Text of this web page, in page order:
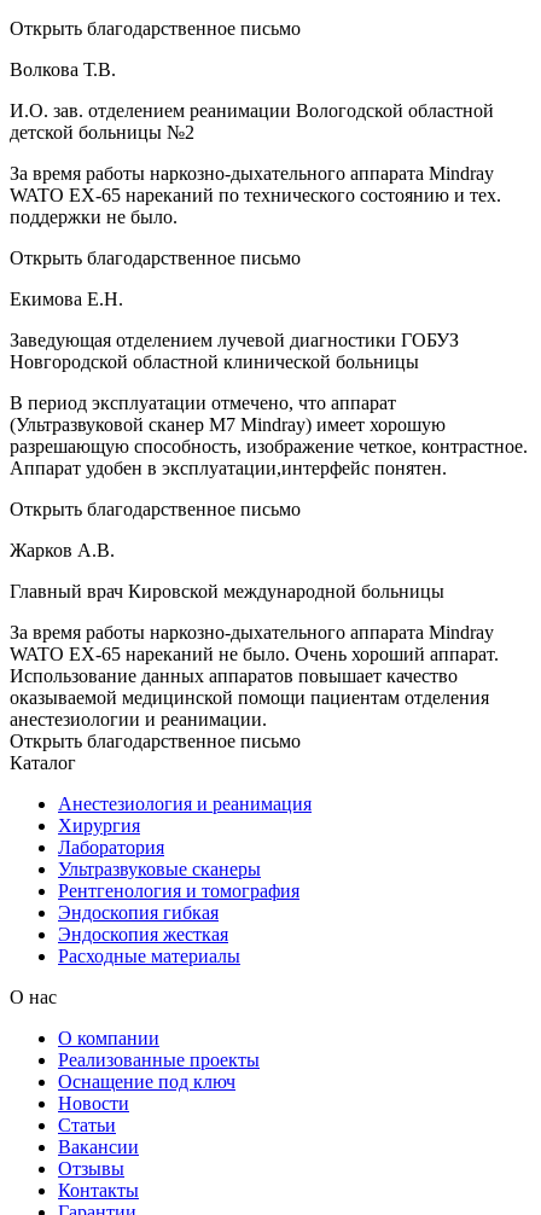
Открыть благодарственное письмо
Волкова Т.В.
И.О. зав. отделением реанимации Вологодской областной
детской больницы №2
За время работы наркозно-дыхательного аппарата Mindray
WATO EX-65 нареканий по технического состоянию и тех.
поддержки не было.
Открыть благодарственное письмо
Екимова Е.Н.
Заведующая отделением лучевой диагностики ГОБУЗ
Новгородской областной клинической больницы
В период эксплуатации отмечено, что аппарат
(Ультразвуковой сканер М7 Mindray) имеет хорошую
разрешающую способность, изображение четкое, контрастное.
Аппарат удобен в эксплуатации,интерфейс понятен.
Открыть благодарственное письмо
Жарков А.В.
Главный врач Кировской международной больницы
За время работы наркозно-дыхательного аппарата Mindray
WATO EX-65 нареканий не было. Очень хороший аппарат.
Использование данных аппаратов повышает качество
оказываемой медицинской помощи пациентам отделения
анестезиологии и реанимации.
Открыть благодарственное письмо
Каталог
Анестезиология и реанимация
Хирургия
Лаборатория
Ультразвуковые сканеры
Рентгенология и томография
Эндоскопия гибкая
Эндоскопия жесткая
Расходные материалы
О нас
О компании
Реализованные проекты
Оснащение под ключ
Новости
Статьи
Вакансии
Отзывы
Контакты